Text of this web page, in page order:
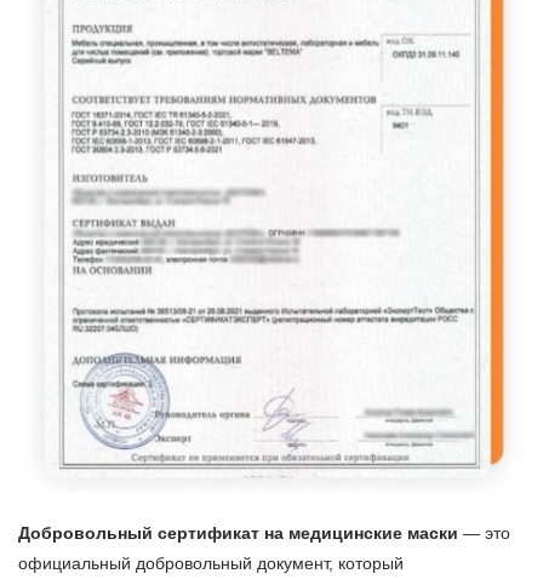
Добровольный сертификат на медицинские маски — это
официальный добровольный документ, который